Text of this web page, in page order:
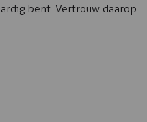
bent. Vertrouw daarop.